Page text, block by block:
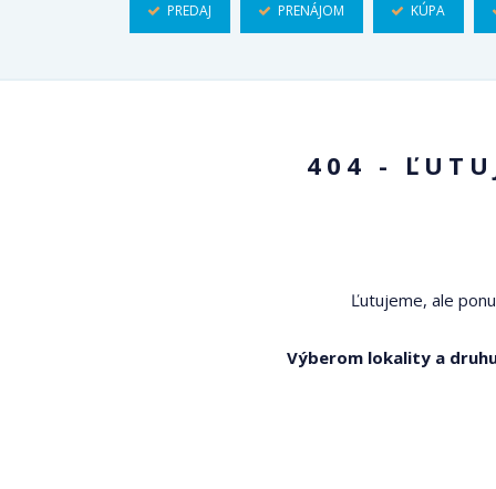
PREDAJ PRENÁJOM KÚPA
404 -
Ľutujeme, ale
Výberom lokality a